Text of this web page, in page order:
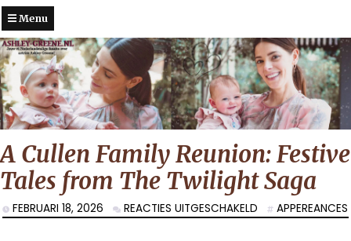
Menu
A Cullen Family Reunion: Festive
Tales from The Twilight Saga
FEBRUARI 18, 2026 REACTIES UITGESCHAKELD VOOR
A
APPEREANCES